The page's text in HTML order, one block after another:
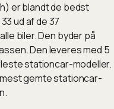
er blandt de bedst
ud af de 37
biler. Den byder på
Den leveres med 5
stationcar-modeller.
gemte stationcar-